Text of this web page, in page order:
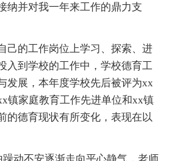
纳并对我一年来工作的鼎力支
的工作岗位上学习、探索、进
入到学校的工作中，学校德育工
发展，本年度学校先后被评为xx
镇家庭教育工作先进单位和xx镇
的德育现状有所变化，表现在以